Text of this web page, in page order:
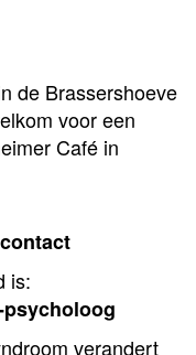
de Brassershoeve
voor een
Café in
is:
verandert